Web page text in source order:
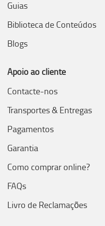
Guias
Biblioteca de Conteúdos
Blogs
Apoio ao cliente
Contacte-nos
Transportes & Entregas
Pagamentos
Garantia
Como comprar online?
FAQs
Livro de Reclamações